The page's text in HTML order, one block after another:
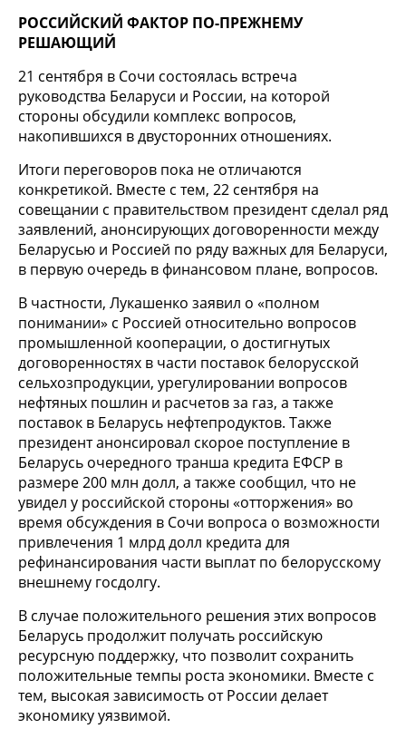
РОССИЙСКИЙ ФАКТОР ПО-ПРЕЖНЕМУ
РЕШАЮЩИЙ
21 сентября в Сочи состоялась встреча
руководства Беларуси и России, на которой
стороны обсудили комплекс вопросов,
накопившихся в двусторонних отношениях.
Итоги переговоров пока не отличаются
конкретикой. Вместе с тем, 22 сентября на
совещании с правительством президент сделал ряд
заявлений, анонсирующих договоренности между
Беларусью и Россией по ряду важных для Беларуси,
в первую очередь в финансовом плане, вопросов.
В частности, Лукашенко заявил о «полном
понимании» с Россией относительно вопросов
промышленной кооперации, о достигнутых
договоренностях в части поставок белорусской
сельхозпродукции, урегулировании вопросов
нефтяных пошлин и расчетов за газ, а также
поставок в Беларусь нефтепродуктов. Также
президент анонсировал скорое поступление в
Беларусь очередного транша кредита ЕФСР в
размере 200 млн долл, а также сообщил, что не
увидел у российской стороны «отторжения» во
время обсуждения в Сочи вопроса о возможности
привлечения 1 млрд долл кредита для
рефинансирования части выплат по белорусскому
внешнему госдолгу.
В случае положительного решения этих вопросов
Беларусь продолжит получать российскую
ресурсную поддержку, что позволит сохранить
положительные темпы роста экономики. Вместе с
тем, высокая зависимость от России делает
экономику уязвимой.